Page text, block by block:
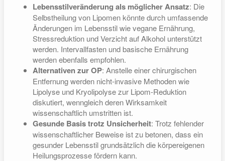
Lebensstilveränderung als möglicher Ansatz: Die
Selbstheilung von Lipomen könnte durch umfassende
Änderungen im Lebensstil wie vegane Ernährung,
Stressreduktion und Verzicht auf Alkohol unterstützt
werden. Intervallfasten und basische Ernährung
werden ebenfalls empfohlen.
Alternativen zur OP: Anstelle einer chirurgischen
Entfernung werden nicht-invasive Methoden wie
Lipolyse und Kryolipolyse zur Lipom-Reduktion
diskutiert, wenngleich deren Wirksamkeit
wissenschaftlich umstritten ist.
Gesunde Basis trotz Unsicherheit: Trotz fehlender
wissenschaftlicher Beweise ist zu betonen, dass ein
gesunder Lebensstil grundsätzlich die körpereigenen
Heilungsprozesse fördern kann.